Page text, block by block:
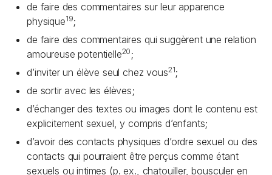
de faire des commentaires sur leur apparence
physique19;
de faire des commentaires qui suggèrent une relation
amoureuse potentielle20 ;
d’inviter un élève seul chez vous21;
de sortir avec les élèves;
d’échanger des textes ou images dont le contenu est
explicitement sexuel, y compris d’enfants;
d’avoir des contacts physiques d’ordre sexuel ou des
contacts qui pourraient être perçus comme étant
sexuels ou intimes (p. ex., chatouiller, bousculer en